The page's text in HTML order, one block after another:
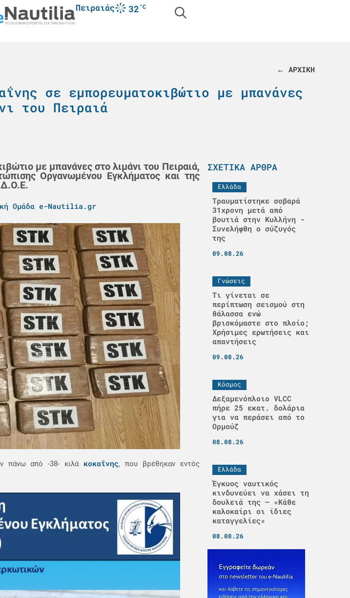
Πειραιάς 32°C
← ΑΡΧΙΚΗ
σε εμπορευματοκιβώτιο με μπανάνες
του Πειραιά
με μπανάνες στο λιμάνι του Πειραιά,
Οργανωμένου Εγκλήματος και της
Ομάδα e-Nautilia.gr
πάνω από -38- κιλά κοκαΐνης, που βρέθηκαν εντός
ΣΧΕΤΙΚΆ ΆΡΘΡΑ
Ελλάδα
Τραυματίστηκε σοβαρά
31χρονη μετά από
βουτιά στην Κυλλήνη -
Συνελήφθη ο σύζυγός
της
09.08.26
Γνώσεις
Τι γίνεται σε
περίπτωση σεισμού στη
θάλασσα ενώ
βρισκόμαστε στο πλοίο;
Χρήσιμες ερωτήσεις και
απαντήσεις
09.08.26
Κόσμος
Δεξαμενόπλοιο VLCC
πήρε 25 εκατ. δολάρια
για να περάσει από το
Ορμούζ
08.08.26
Ελλάδα
Έγκυος ναυτικός
κινδυνεύει να χάσει τη
δουλειά της – «Κάθε
καλοκαίρι οι ίδιες
καταγγελίες»
08.08.26